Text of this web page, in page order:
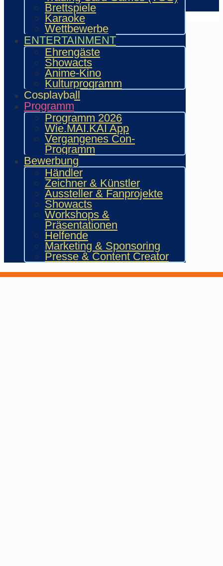
Brettspiele
Karaoke
Wettbewerbe
ENTERTAINMENT
Ehrengäste
Showacts
Anime-Kino
Kulturprogramm
Cosplayball
Programm
Programm 2026
Wie.MAI.KAI App
Vergangenes Con-
Programm
Bewerbung
Händler
Zeichner & Künstler
Aussteller & Fanprojekte
Showacts
Workshops &
Präsentationen
Helfende
Marketing & Sponsoring
Presse & Content Creator
Kontakt